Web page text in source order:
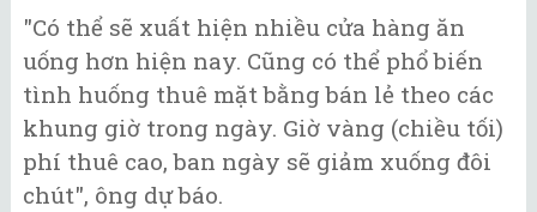
"Có thể sẽ xuất hiện nhiều cửa hàng ăn
uống hơn hiện nay. Cũng có thể phổ biến
tình huống thuê mặt bằng bán lẻ theo các
khung giờ trong ngày. Giờ vàng (chiều tối)
phí thuê cao, ban ngày sẽ giảm xuống đôi
chút", ông dự báo.